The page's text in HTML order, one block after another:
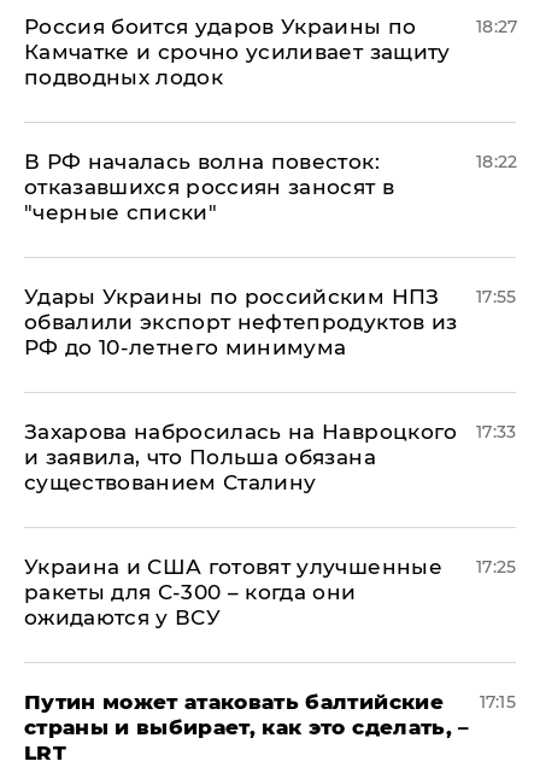
Россия боится ударов Украины по
Камчатке и срочно усиливает защиту
подводных лодок
18:27
​В РФ началась волна повесток:
отказавшихся россиян заносят в
"черные списки"
18:22
Удары Украины по российским НПЗ
обвалили экспорт нефтепродуктов из
РФ до 10-летнего минимума
17:55
​Захарова набросилась на Навроцкого
и заявила, что Польша обязана
существованием Сталину
17:33
Украина и США готовят улучшенные
ракеты для С-300 – когда они
ожидаются у ВСУ
17:25
Путин может атаковать балтийские
страны и выбирает, как это сделать, –
LRT
17:15